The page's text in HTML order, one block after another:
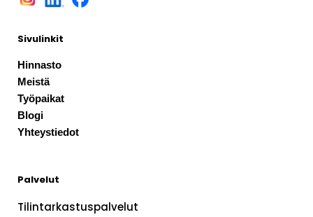
Sivulinkit
Hinnasto
Meistä
Työpaikat
Blogi
Yhteystiedot
Palvelut
Tilintarkastuspalvelut